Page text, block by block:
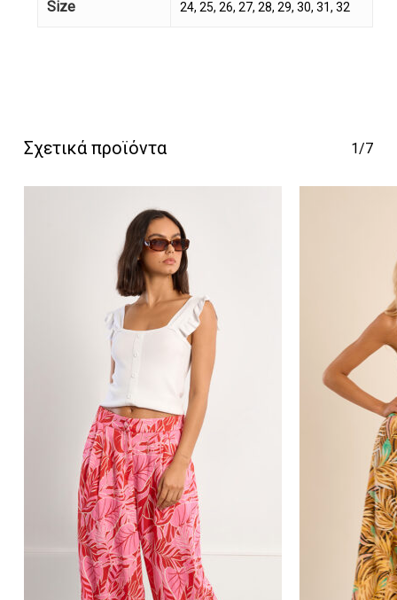
καλάθι σας.
Size 24, 25, 26, 27, 28, 29, 30, 31, 32
Σχετικά προϊόντα 1/7